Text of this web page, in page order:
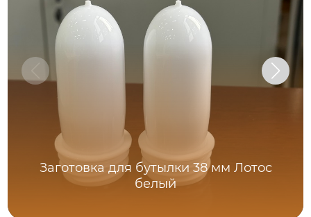
Заготовка для бутылки 38 мм Лотос
белый